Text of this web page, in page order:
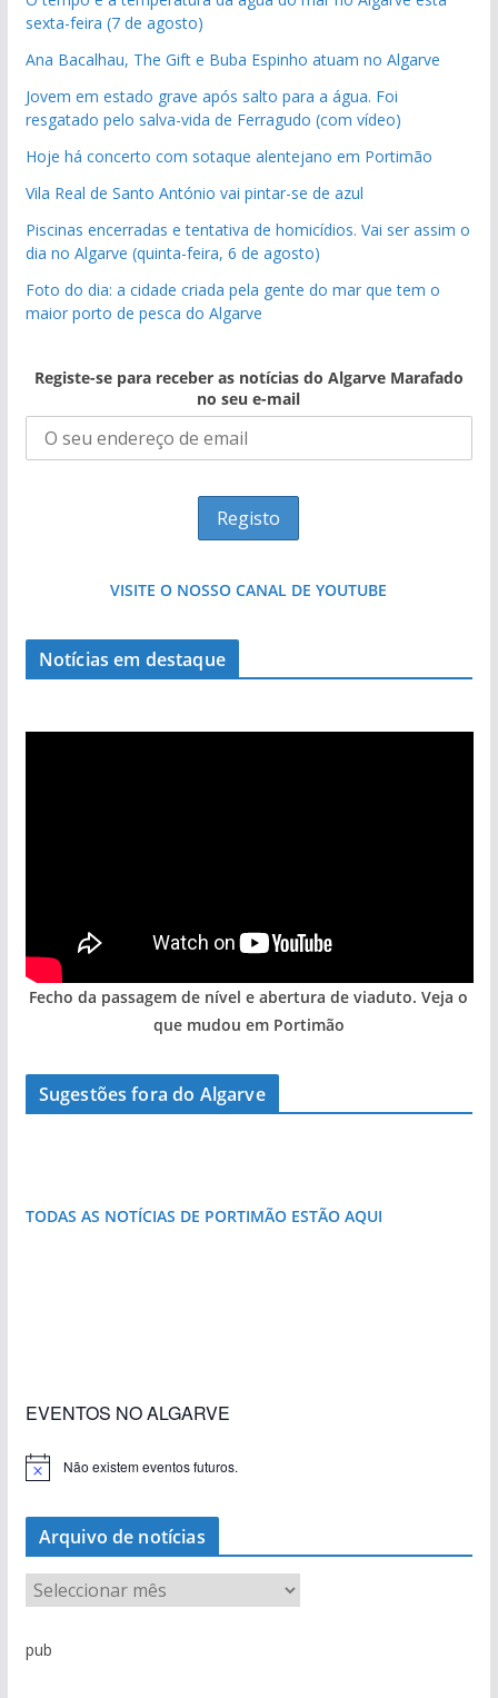
sexta-feira (7 de agosto)
Ana Bacalhau, The Gift e Buba Espinho atuam no Algarve
Jovem em estado grave após salto para a água. Foi
resgatado pelo salva-vida de Ferragudo (com vídeo)
Hoje há concerto com sotaque alentejano em Portimão
Vila Real de Santo António vai pintar-se de azul
Piscinas encerradas e tentativa de homicídios. Vai ser assim o
dia no Algarve (quinta-feira, 6 de agosto)
Foto do dia: a cidade criada pela gente do mar que tem o
maior porto de pesca do Algarve
Registe-se para receber as notícias do Algarve Marafado
no seu e-mail
VISITE O NOSSO CANAL DE YOUTUBE
Notícias em destaque
milhões de euros na construção de dois
hotéis (com vídeo)
Fecho da passagem de nível e abertura de viaduto. Veja o
que mudou em Portimão
Sugestões fora do Algarve
A aldeia mais portuguesa de Portugal (com
vídeo)
Foto do dia: a terra algarvia que se abre como
TODAS AS NOTÍCIAS DE PORTIMÃO ESTÃO AQUI
EVENTOS NO ALGARVE
Não existem eventos futuros.
Arquivo de notícias
r
pub